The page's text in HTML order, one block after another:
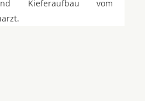
Kieferaufbau vom